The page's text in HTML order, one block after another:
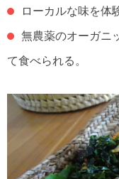
ローカルな味を体
無農薬のオーガニ
て食べられる。